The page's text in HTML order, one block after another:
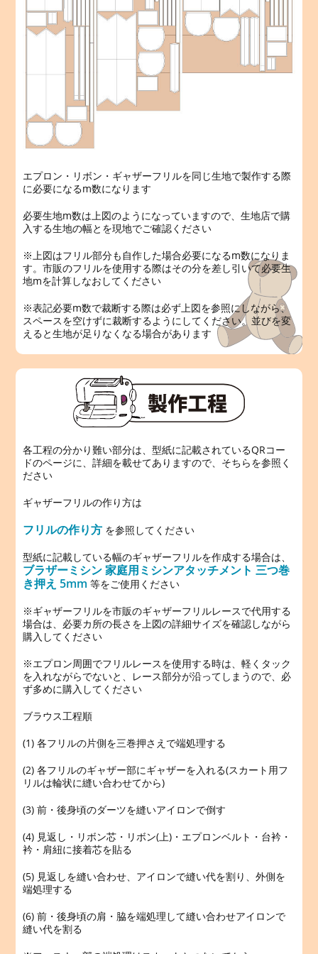
エプロン・リボン・ギャザーフリルを同じ生地で製作する際
に必要になるm数になります
必要生地m数は上図のようになっていますので、生地店で購
入する生地の幅とを現地でご確認ください
※上図はフリル部分も自作した場合必要になるm数になりま
す。市販のフリルを使用する際はその分を差し引いて必要生
地mを計算しなおしてください
※表記必要m数で裁断する際は必ず上図を参照にしながら、
スペースを空けずに裁断するようにしてください。並びを変
えると生地が足りなくなる場合があります
各工程の分かり難い部分は、型紙に記載されているQRコー
ドのページに、詳細を載せてありますので、そちらを参照く
ださい
ギャザーフリルの作り方は
フリルの作り方 を参照してください
型紙に記載している幅のギャザーフリルを作成する場合は、
ブラザーミシン 家庭用ミシンアタッチメント 三つ巻
き押え 5mm 等をご使用ください
※ギャザーフリルを市販のギャザーフリルレースで代用する
場合は、必要カ所の長さを上図の詳細サイズを確認しながら
購入してください
※エプロン周囲でフリルレースを使用する時は、軽くタック
を入れながらでないと、レース部分が沿ってしまうので、必
ず多めに購入してください
ブラウス工程順
(1) 各フリルの片側を三巻押さえで端処理する
(2) 各フリルのギャザー部にギャザーを入れる(スカート用フ
リルは輪状に縫い合わせてから)
(3) 前・後身頃のダーツを縫いアイロンで倒す
(4) 見返し・リボン芯・リボン(上)・エプロンベルト・台衿・
衿・肩紐に接着芯を貼る
(5) 見返しを縫い合わせ、アイロンで縫い代を割り、外側を
端処理する
(6) 前・後身頃の肩・脇を端処理して縫い合わせアイロンで
縫い代を割る